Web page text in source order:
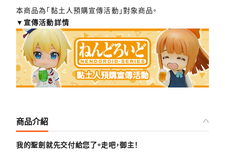
本商品為「黏土人預購宣傳活動」對象商品。
▼宣傳活動詳情
商品介紹
我的聖劍就先交付給您了。走吧，御主！